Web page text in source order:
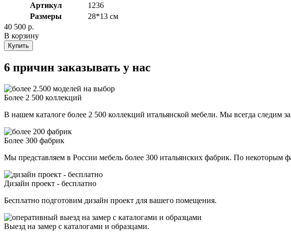
Артикул
1236
Размеры
28*13 см
40 500 р.
В корзину
Купить
6 причин заказывать у нас
Более 2 500 коллекций
В нашем каталоге более 2 500 коллекций итальянской мебели. Мы всегда следим
Более 300 фабрик
Мы представляем в России мебель более 300 итальянских фабрик. По некоторым
Дизайн проект - бесплатно
Бесплатно подготовим дизайн проект для вашего помещения.
Выезд на замер с каталогами и образцами.